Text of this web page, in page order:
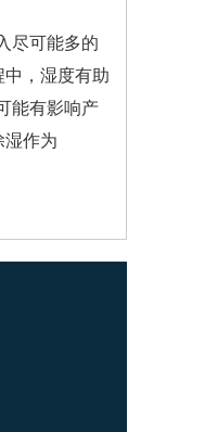
尽可能多的
中，湿度有助
能有影响产
湿作为